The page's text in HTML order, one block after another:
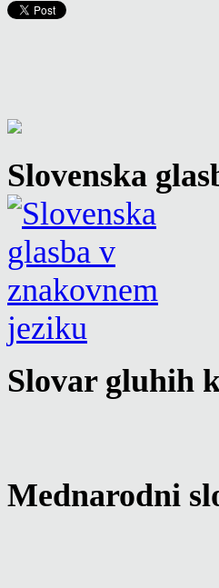
Slovenska
Slovar gluhih
Mednarodni